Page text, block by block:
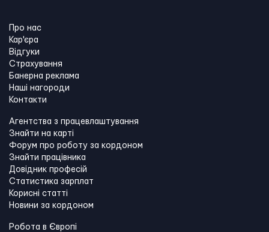
Про нас
Кар'єра
Відгуки
Страхування
Банерна реклама
Наші нагороди
Контакти
Агентства з працевлаштування
Знайти на карті
Форум про роботу за кордоном
Знайти працівника
Довідник професій
Статистика зарплат
Корисні статті
Новини за кордоном
Робота в Європі